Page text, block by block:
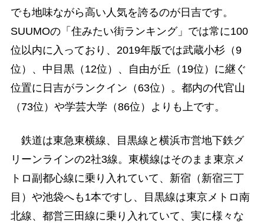
でも地味ながら高い人気を誇るのが日吉です。
SUUMOの「住みたい街ランキング」では常に100
位以内に入っており、2019年版では武蔵小杉（9
位）、中目黒（12位）、自由が丘（19位）に継ぐ
位置に日吉がランクイン（63位）。都内の代官山
（73位）や学芸大学（86位）よりも上です。
鉄道は東急東横線、目黒線と横浜市営地下鉄グ
リーンラインの2社3線。東横線はそのまま東京メ
トロ副都心線に乗り入れていて、新宿（新宿三丁
目）や池袋へも1本ですし、目黒線は東京メトロ南
北線、都営三田線に乗り入れていて、実に様々な